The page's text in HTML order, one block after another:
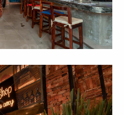
74
HẢI SẢN HOÀNG GIA
CN Nguyễn Văn Linh